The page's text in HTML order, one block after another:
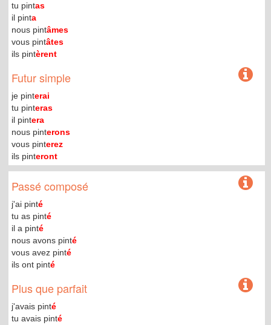
tu pintas
il pinta
nous pintâmes
vous pintâtes
ils pintèrent
Futur simple
je pinterai
tu pinteras
il pintera
nous pinterons
vous pinterez
ils pinteront
Passé composé
j'ai pinté
tu as pinté
il a pinté
nous avons pinté
vous avez pinté
ils ont pinté
Plus que parfait
j'avais pinté
tu avais pinté